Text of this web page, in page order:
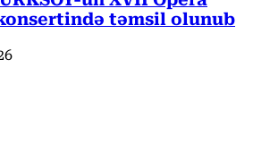
təmsil olunub